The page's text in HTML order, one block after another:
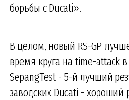
борьбы с Ducati».
В целом, новый RS-GP
время круга на time-attack
SepangTest - 5-й лучший
заводских Ducati - хороший